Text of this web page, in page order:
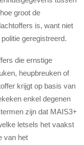
groot de
is, want niet
geregistreerd.
die ernstige
heupbreuken of
krijgt op basis van
enkel degenen
zijn dat MAIS3+
letsels het vaakst
van het